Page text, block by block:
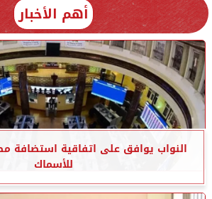
أهم الأخبار
النواب يوافق على اتفاقية استضافة
للأسماك